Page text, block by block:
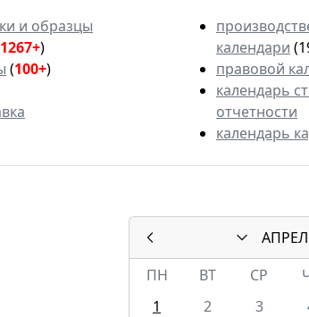
и образцы
1267+)
(100+)
календари
правовой
календарь
отчетности
календарь
ПН
ВТ СР
1
2 3